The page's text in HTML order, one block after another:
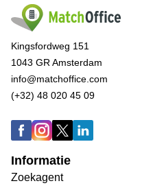
Kingsfordweg 151
1043 GR Amsterdam
info@matchoffice.com
(+32) 48 020 45 09
Informatie
Zoekagent